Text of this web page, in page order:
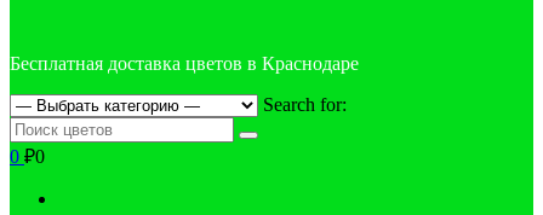
Бесплатная доставка цветов в Краснодаре
Search for:
0 ₽0